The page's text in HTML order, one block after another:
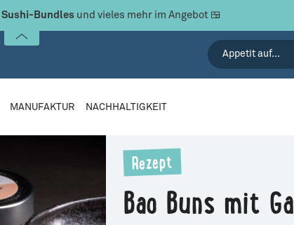
Sushi-Bundles und vieles mehr im Angebot 🍱
MANUFAKTUR NACHHALTIGKEIT
Rezept
Bao Buns mit